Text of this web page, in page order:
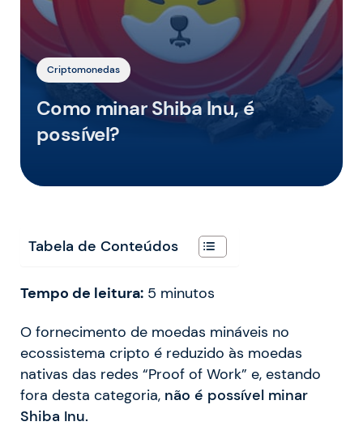
Criptomonedas
Como minar Shiba Inu, é
possível?
Tabela de Conteúdos
Tempo de leitura: 5 minutos
O fornecimento de moedas mináveis no
ecossistema cripto é reduzido às moedas
nativas das redes “Proof of Work” e, estando
fora desta categoria, não é possível minar
Shiba Inu.